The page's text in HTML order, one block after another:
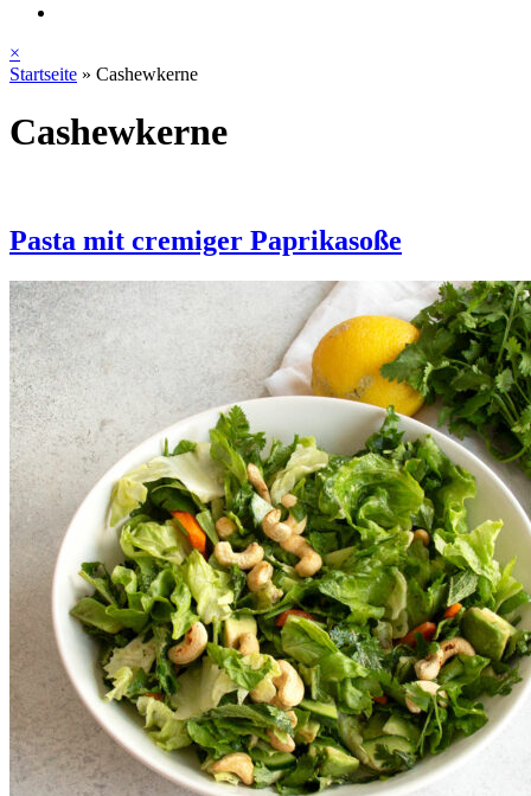
×
Startseite » Cashewkerne
Cashewkerne
Pasta mit cremiger Paprikasoße